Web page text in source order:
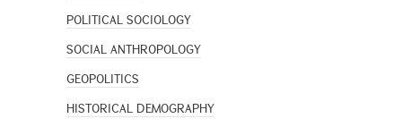
POLITICAL SOCIOLOGY
SOCIAL ANTHROPOLOGY
GEOPOLITICS
HISTORICAL DEMOGRAPHY